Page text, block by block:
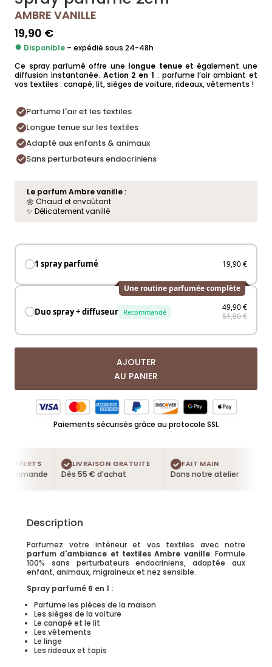
AMBRE VANILLE
19,90 €
● Disponible – expédié sous 24-48h
Ce spray parfumé offre une longue tenue et également une
diffusion instantanée. Action 2 en 1 : parfume l’air ambiant et
vos textiles : canapé, lit, sièges de voiture, rideaux, vêtements !
Parfume l'air et les textiles
Longue tenue sur les textiles
Adapté aux enfants & animaux
Sans perturbateurs endocriniens
Le parfum Ambre vanille :
🌼 Chaud et envoûtant
✨ Délicatement vanillé
1 spray parfumé 19,90 €
Une routine parfumée complète
Duo spray + diffuseur Recommandé
49,90 €
51,80 €
AJOUTER
AU PANIER
Paiements sécurisés grâce au protocole SSL
LIVRAISON GRATUITE
Dès 55 € d'achat
FAIT MAIN
Dans notre atelier
Description
Parfumez votre intérieur et vos textiles avec notre
parfum d'ambiance et textiles Ambre vanille. Formule
100% sans perturbateurs endocriniens, adaptée aux
enfant, animaux, migraineux et nez sensible.
Spray parfumé 6 en 1 :
Parfume les pièces de la maison
Les sièges de la voiture
Le canapé et le lit
Les vêtements
Le linge
Les rideaux et tapis